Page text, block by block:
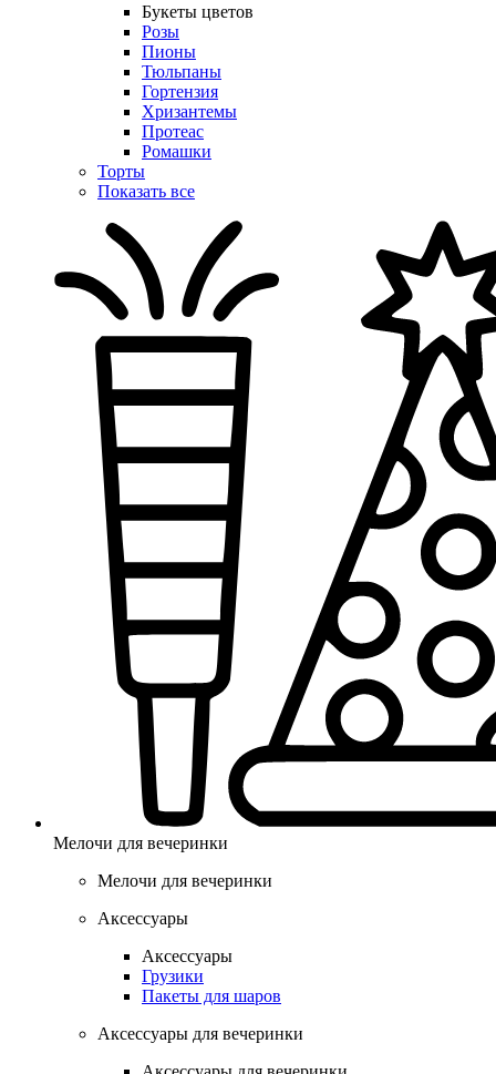
Букеты цветов
Розы
Пионы
Тюльпаны
Гортензия
Хризантемы
Протеас
Ромашки
Торты
Показать все
Мелочи для вечеринки
Мелочи для вечеринки
Аксессуары
Аксессуары
Грузики
Пакеты для шаров
Аксессуары для вечеринки